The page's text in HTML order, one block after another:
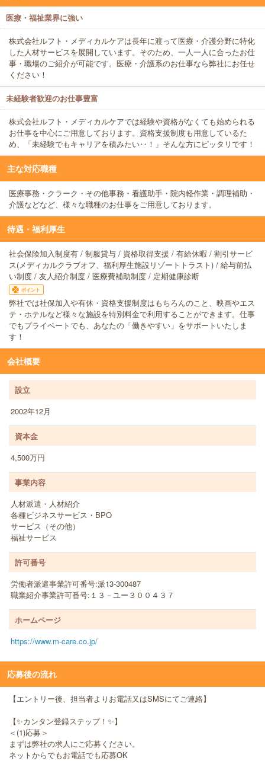
医療・福祉業界に強い
株式会社ルフト・メディカルケアは長年に渡って医療・介護分野に特化
した人材サービスを展開しています。そのため、一人一人に合ったお仕
事・職場のご紹介が可能です。医療・介護系のお仕事なら弊社にお任せ
ください！
未経験者歓迎のお仕事豊富
株式会社ルフト・メディカルケアでは経験や資格がなくても始められる
お仕事を中心にご用意しております。資格支援制度も用意しているた
め、「未経験でもキャリアを積みたい‥！」そんな方にピッタリです！
主な対応職種
医療事務・クラーク・その他事務・看護助手・院内軽作業・調理補助・
介護などなど、様々な職種のお仕事をご用意しております。
待遇・福利厚生
社会保険加入制度有 / 制服貸与 / 資格取得支援 / 有給休暇 / 割引サービ
ス(メディカルクラブオフ、福利厚生施設リゾートトラスト) / 給与前払
い制度 / 友人紹介制度 / 医療費補助制度 / 定期健康診断
ポイント
弊社では社保加入や有休・資格支援制度はもちろんのこと、映画やエス
テ・ホテルなど様々な施設を特別料金で利用することができます。仕事
でもプライベートでも、あなたの「働きやすい」をサポートいたしま
す！
会社概要
設立
2002年12月
資本金
4,500万円
事業内容
人材派遣・人材紹介
各種ビジネスサービス・BPO
サービス（その他）
福祉サービス
許可番号
労働者派遣事業許可番号:派13-300487
職業紹介事業許可番号:１３－ユー３００４３７
ホームページ
https://www.m-care.co.jp/
応募後の流れ
【エントリー後、担当者よりお電話又はSMSにてご連絡】
【✨カンタン登録ステップ！✨】
＜(1)応募＞
まずは弊社の求人にご応募ください。
ネットからでもお電話でも応募OK